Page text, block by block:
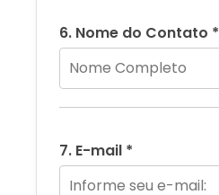
6. Nome do Contato *
7. E-mail *